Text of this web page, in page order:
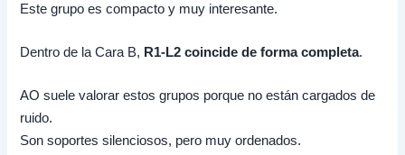
Este grupo es compacto y muy interesante.
Dentro de la Cara B, R1-L2 coincide de forma completa.
AO suele valorar estos grupos porque no están cargados de
ruido.
Son soportes silenciosos, pero muy ordenados.